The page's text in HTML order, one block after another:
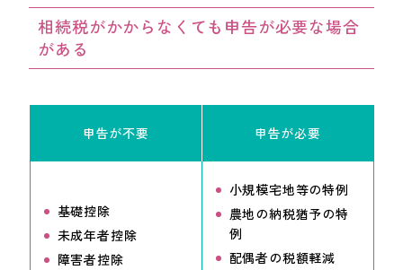
相続税がかからなくても申告が必要な場合
がある
申告が不要 申告が必要
基礎控除
未成年者控除
障害者控除
小規模宅地等の特例
農地の納税猶予の特
例
配偶者の税額軽減